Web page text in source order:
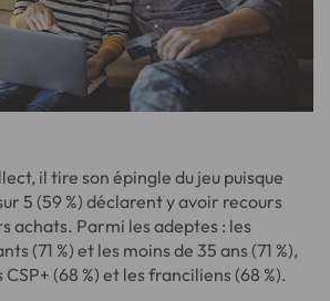
il tire son épingle du jeu puisque
5 (59 %) déclarent y avoir recours
achats. Parmi les adeptes : les
(71 %) et les moins de 35 ans (71 %),
(68 %) et les franciliens (68 %).